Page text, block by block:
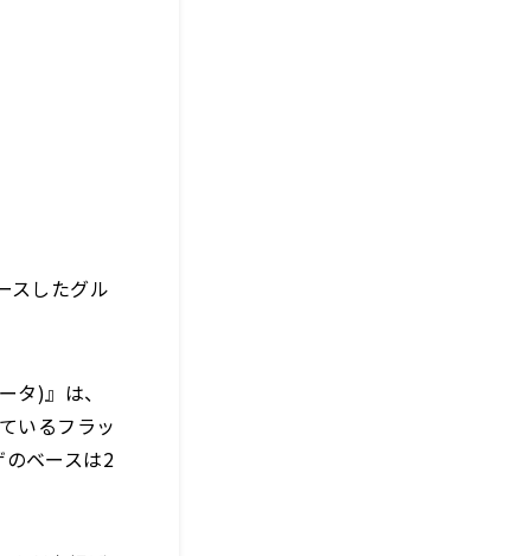
スしたグル
タ)』は、
いるフラッ
ベースは2